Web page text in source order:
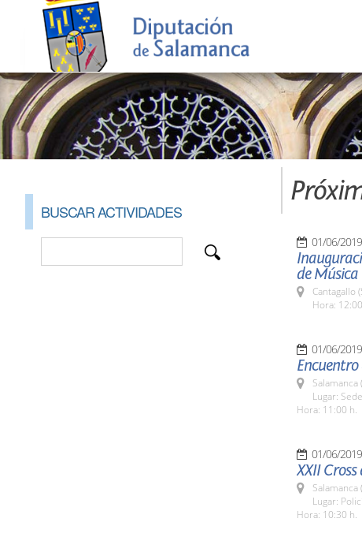
BUSCAR ACTIVIDADES
01/06/2019
de
Cantagallo
Hora:
01/06/2019
Encuentro
Salamanca
Lugar:
Hora: 11:00 h.
01/06/2019
XXII
Salamanca
Lugar:
Hora: 10:30 h.